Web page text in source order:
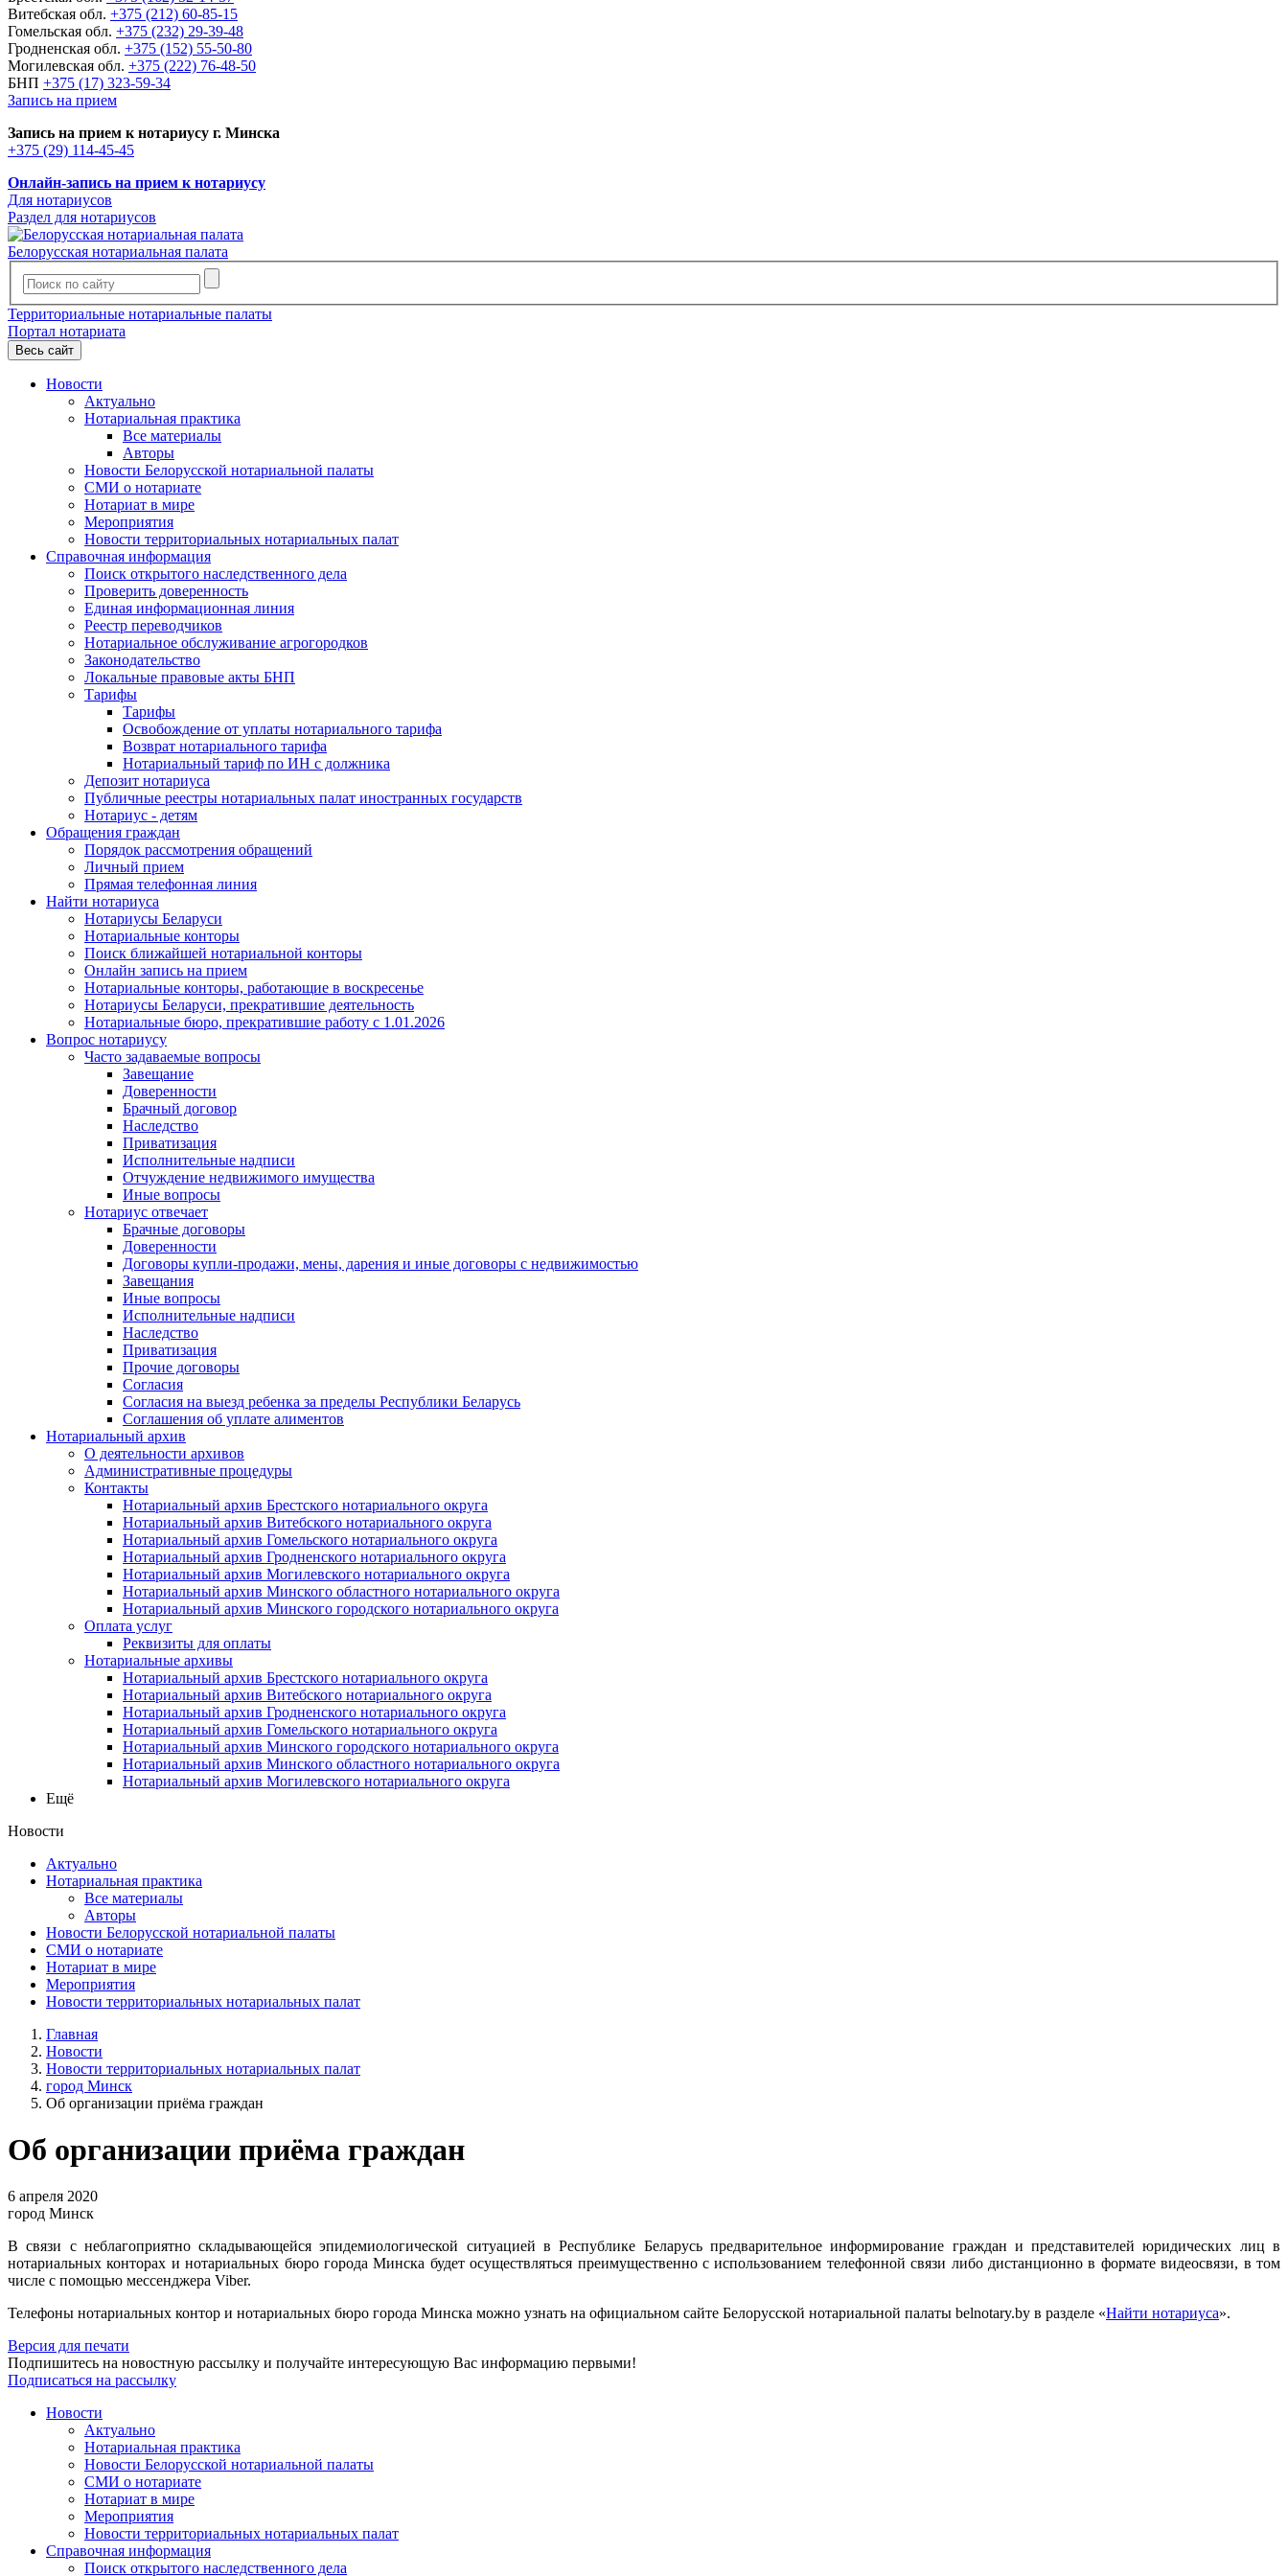
Витебская обл. +375 (212) 60-85-15
Гомельская обл. +375 (232) 29-39-48
Гродненская обл. +375 (152) 55-50-80
Могилевская обл. +375 (222) 76-48-50
БНП +375 (17) 323-59-34
Запись на прием
Запись на прием к нотариусу г. Минска
+375 (29) 114-45-45
Онлайн-запись на прием к нотариусу
Для нотариусов
Раздел для нотариусов
Белорусская нотариальная палата
Территориальные нотариальные палаты
Портал нотариата
Весь сайт
Новости
Актуально
Нотариальная практика
Все материалы
Авторы
Новости Белорусской нотариальной палаты
СМИ о нотариате
Нотариат в мире
Мероприятия
Новости территориальных нотариальных палат
Справочная информация
Поиск открытого наследственного дела
Проверить доверенность
Единая информационная линия
Реестр переводчиков
Нотариальное обслуживание агрогородков
Законодательство
Локальные правовые акты БНП
Тарифы
Тарифы
Освобождение от уплаты нотариального тарифа
Возврат нотариального тарифа
Нотариальный тариф по ИН с должника
Депозит нотариуса
Публичные реестры нотариальных палат иностранных государств
Нотариус - детям
Обращения граждан
Порядок рассмотрения обращений
Личный прием
Прямая телефонная линия
Найти нотариуса
Нотариусы Беларуси
Нотариальные конторы
Поиск ближайшей нотариальной конторы
Онлайн запись на прием
Нотариальные конторы, работающие в воскресенье
Нотариусы Беларуси, прекратившие деятельность
Нотариальные бюро, прекратившие работу с 1.01.2026
Вопрос нотариусу
Часто задаваемые вопросы
Завещание
Доверенности
Брачный договор
Наследство
Приватизация
Исполнительные надписи
Отчуждение недвижимого имущества
Иные вопросы
Нотариус отвечает
Брачные договоры
Доверенности
Договоры купли-продажи, мены, дарения и иные договоры с недвижимостью
Завещания
Иные вопросы
Исполнительные надписи
Наследство
Приватизация
Прочие договоры
Согласия
Согласия на выезд ребенка за пределы Республики Беларусь
Соглашения об уплате алиментов
Нотариальный архив
О деятельности архивов
Административные процедуры
Контакты
Нотариальный архив Брестского нотариального округа
Нотариальный архив Витебского нотариального округа
Нотариальный архив Гомельского нотариального округа
Нотариальный архив Гродненского нотариального округа
Нотариальный архив Могилевского нотариального округа
Нотариальный архив Минского областного нотариального округа
Нотариальный архив Минского городского нотариального округа
Оплата услуг
Реквизиты для оплаты
Нотариальные архивы
Нотариальный архив Брестского нотариального округа
Нотариальный архив Витебского нотариального округа
Нотариальный архив Гродненского нотариального округа
Нотариальный архив Гомельского нотариального округа
Нотариальный архив Минского городского нотариального округа
Нотариальный архив Минского областного нотариального округа
Нотариальный архив Могилевского нотариального округа
Ещё
Новости
Актуально
Нотариальная практика
Все материалы
Авторы
Новости Белорусской нотариальной палаты
СМИ о нотариате
Нотариат в мире
Мероприятия
Новости территориальных нотариальных палат
Главная
Новости
Новости территориальных нотариальных палат
город Минск
Об организации приёма граждан
Об организации приёма граждан
6 апреля 2020
город Минск
В связи с неблагоприятно складывающейся эпидемиологической ситуацией в Республике Беларусь предварительное информирование граждан и представителей юридических лиц в
нотариальных конторах и нотариальных бюро города Минска будет осуществляться преимущественно с использованием телефонной связи либо дистанционно в формате видеосвязи, в том
числе с помощью мессенджера Viber.
Телефоны нотариальных контор и нотариальных бюро города Минска можно узнать на официальном сайте Белорусской нотариальной палаты belnotary.bу в разделе «Найти нотариуса».
Версия для печати
Подпишитесь на новостную рассылку и получайте интересующую Вас информацию первыми!
Подписаться на рассылку
Новости
Актуально
Нотариальная практика
Новости Белорусской нотариальной палаты
СМИ о нотариате
Нотариат в мире
Мероприятия
Новости территориальных нотариальных палат
Справочная информация
Поиск открытого наследственного дела